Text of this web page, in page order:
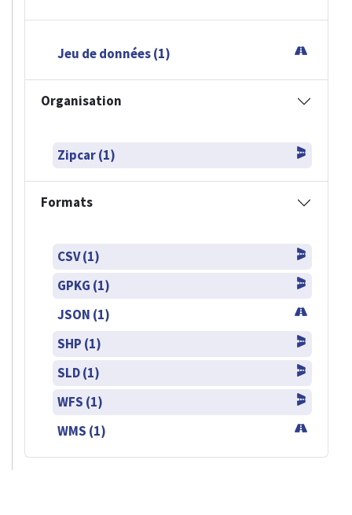
Jeu de données (1)
Organisation
Zipcar (1)
Formats
CSV (1)
GPKG (1)
JSON (1)
SHP (1)
SLD (1)
WFS (1)
WMS (1)